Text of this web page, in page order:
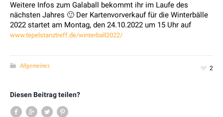
Weitere Infos zum Galaball bekommt ihr im Laufe des
nächsten Jahres 🙂 Der Kartenvorverkauf für die Winterbälle
2022 startet am Montag, den 24.10.2022 um 15 Uhr auf
www.tepelstanztreff.de/winterball2022/
2
Allgemeines
Diesen Beitrag teilen?